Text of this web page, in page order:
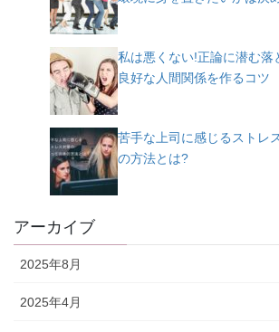
私は悪くない!正論に潜む落
良好な人間関係を作るコツ
苦手な上司に感じるストレ
の方法とは?
アーカイブ
2025年8月
2025年4月